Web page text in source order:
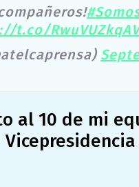
t.co/RwuVUZkqAV
al 10 de mi